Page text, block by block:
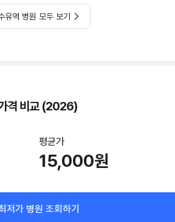
유역 병원 모두 보기
격 비교 (2026)
평균가
15,000원
저가 병원 조회하기